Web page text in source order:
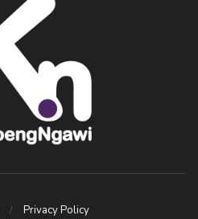
Privacy Policy